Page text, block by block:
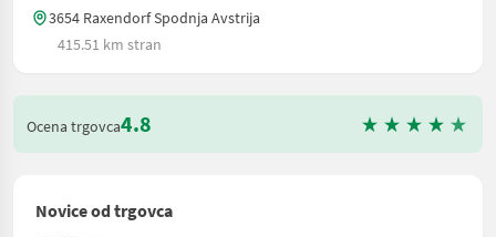
3654 Raxendorf Spodnja Avstrija
415.51 km stran
Ocena trgovca4.8
Novice od trgovca